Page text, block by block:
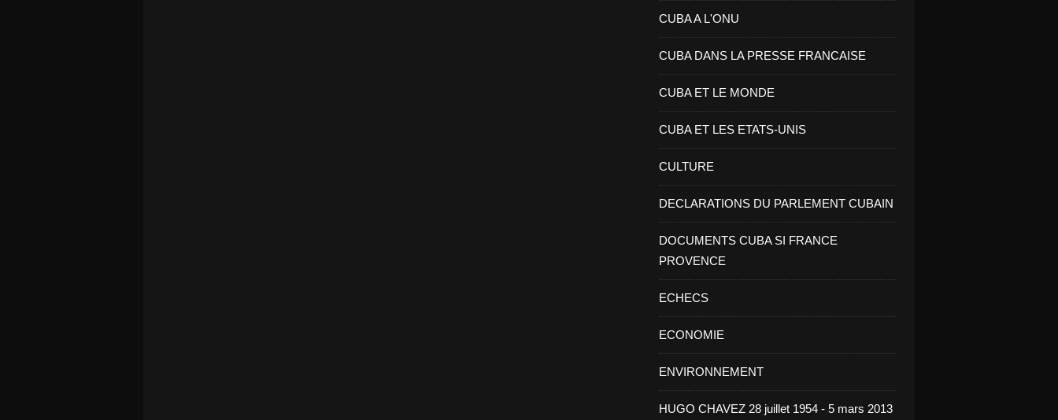
CUBA A L'ONU
CUBA DANS LA PRESSE FRANCAISE
CUBA ET LE MONDE
CUBA ET LES ETATS-UNIS
CULTURE
DECLARATIONS DU PARLEMENT CUBAIN
DOCUMENTS CUBA SI FRANCE
PROVENCE
ECHECS
ECONOMIE
ENVIRONNEMENT
HUGO CHAVEZ 28 juillet 1954 - 5 mars 2013